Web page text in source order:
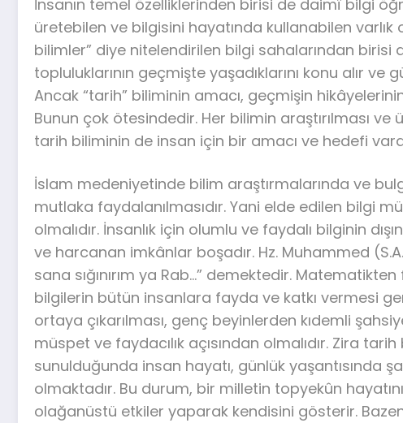
İnsanın temel özelliklerinden birisi de daimî bilgi
üretebilen ve bilgisini hayatında kullanabilen varlık
bilimler” diye nitelendirilen bilgi sahalarından birisi
topluluklarının geçmişte yaşadıklarını konu alır ve
Ancak “tarih” biliminin amacı, geçmişin
Bunun çok ötesindedir. Her bilimin araştırılması
tarih biliminin de insan için bir amacı ve hedefi
İslam medeniyetinde bilim araştırmalarında ve
mutlaka faydalanılmasıdır. Yani elde edilen bilgi
olmalıdır. İnsanlık için olumlu ve faydalı bilginin
ve harcanan imkânlar boşadır. Hz. Muhammed
sana sığınırım ya Rab…” demektedir.
bilgilerin bütün insanlara fayda ve katkı vermesi
ortaya çıkarılması, genç beyinlerden kıdemli
müspet ve faydacılık açısından olmalıdır. Zira
sunulduğunda insan hayatı, günlük yaşantısında
olmaktadır. Bu durum, bir milletin topyekûn
olağanüstü etkiler yaparak kendisini gösterir.